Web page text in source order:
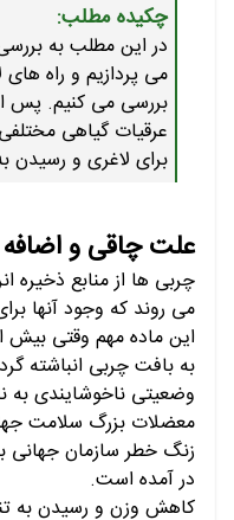
چکیده مطلب:
در این مطلب به
می پردازیم و راه
بررسی می کنیم. پس
عرقیات گیاهی
برای لاغری و رسیدن
علت چاقی و
چربی ها از منابع ذخیره
می روند که وجود آنها
این ماده مهم وقتی بیش
به بافت چربی انباشته
وضعیتی ناخوشایندی به
معضلات بزرگ سلامت
زنگ خطر سازمان جهانی
در آمده است.
کاهش وزن و رسیدن به